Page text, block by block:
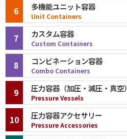
多機能ユニット容器
Unit Containers
6
カスタム容器
Custom Containers
7
コンビネーション容器
Combo Containers
8
圧力容器（加圧・減圧・真空）
Pressure Vessels
9
圧力容器アクセサリー
Pressure Accessories
10